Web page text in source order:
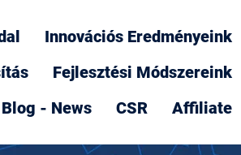
Innovációs Eredményeink
Fejlesztési Módszereink
Blog - News
CSR Affiliate